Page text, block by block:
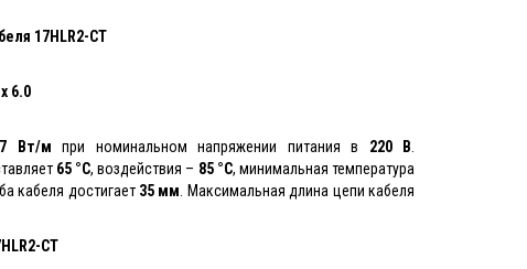
17HLR2-CT
6.0
Вт/м при номинальном напряжении питания в 220 В
65 °С, воздействия – 85 °С, минимальная температура
кабеля достигает 35 мм . Максимальная длина цепи кабеля
CT